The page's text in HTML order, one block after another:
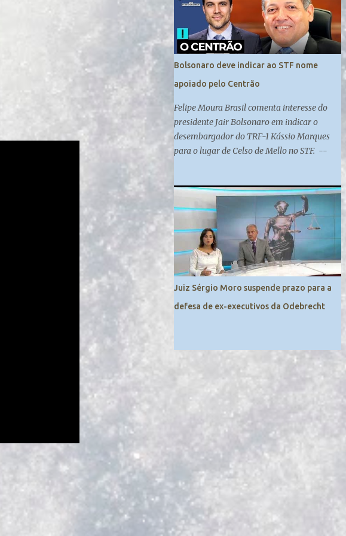
Lacsko e Josias de Souza analisam
#UOLNewsManhã #Corte
Bolsonaro deve indicar ao STF nome
apoiado pelo Centrão
Felipe Moura Brasil comenta interesse do
presidente Jair Bolsonaro em indicar o
desembargador do TRF-1 Kássio Marques
para o lugar de Celso de Mello no STF. --
Juiz Sérgio Moro suspende prazo para a
defesa de ex-executivos da Odebrecht